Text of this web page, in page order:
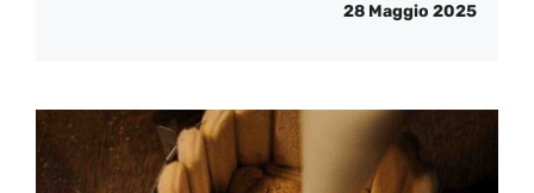
28 Maggio 2025